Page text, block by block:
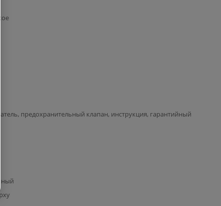
предохранительный клапан, инструкция, гарантийный